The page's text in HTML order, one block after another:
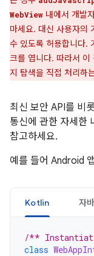
WebView 내에서 개발
마세요. 대신 사용자의
수 있도록 허용합니다.
크를 엽니다. 따라서 이
지 탐색을 직접 처리하
최신 보안 API를 비
통신에 관한 자세한
참고하세요.
예를 들어 Android
Kotlin 자바
/**
class